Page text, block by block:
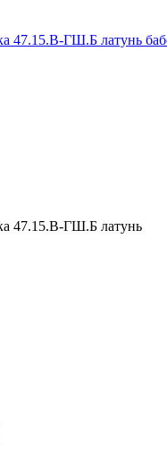
47.15.В-ГШ.Б латунь
47.15.В-ГШ.Б латунь